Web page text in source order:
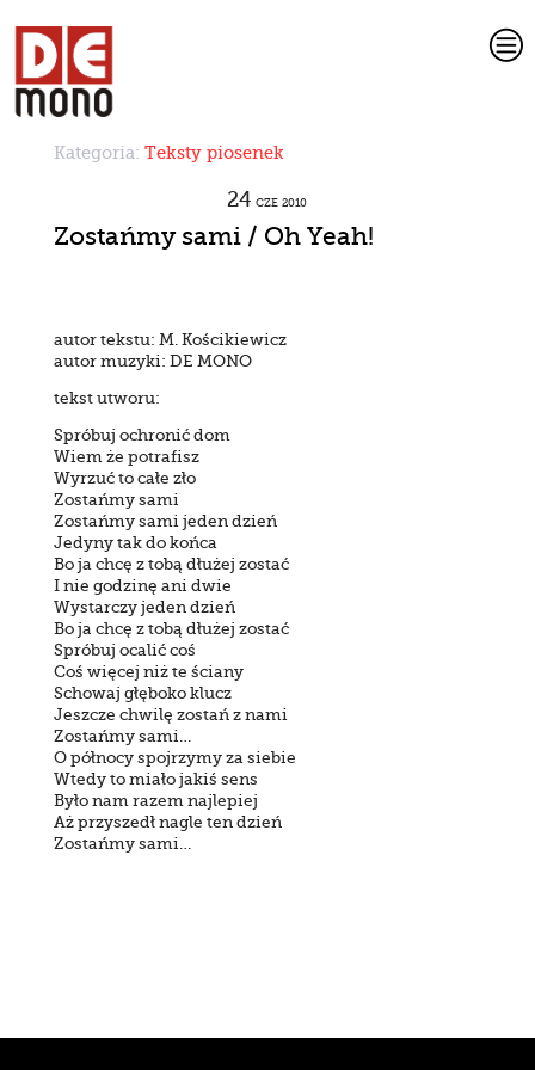
c
Kategoria: Teksty piosenek
24 CZE 2010
Zostańmy sami / Oh Yeah!
autor tekstu: M. Kościkiewicz
autor muzyki: DE MONO
tekst utworu:
Spróbuj ochronić dom
Wiem że potrafisz
Wyrzuć to całe zło
Zostańmy sami
Zostańmy sami jeden dzień
Jedyny tak do końca
Bo ja chcę z tobą dłużej zostać
I nie godzinę ani dwie
Wystarczy jeden dzień
Bo ja chcę z tobą dłużej zostać
Spróbuj ocalić coś
Coś więcej niż te ściany
Schowaj głęboko klucz
Jeszcze chwilę zostań z nami
Zostańmy sami…
O północy spojrzymy za siebie
Wtedy to miało jakiś sens
Było nam razem najlepiej
Aż przyszedł nagle ten dzień
Zostańmy sami…